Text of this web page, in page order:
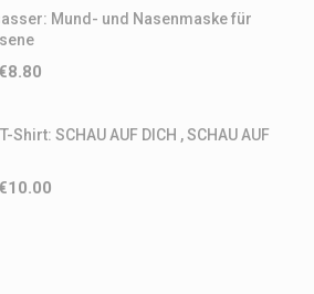
Mund- und Nasenmaske für
8.80
Shirt: SCHAU AUF DICH , SCHAU AUF
10.00